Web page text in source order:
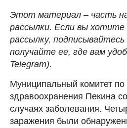
Этот материал – часть
рассылки. Если вы хотите
рассылку, подписывайтесь
получайте ее, где вам
Telegram).
Муниципальный комитет
здравоохранения Пекина
случаях заболевания.
заражения были